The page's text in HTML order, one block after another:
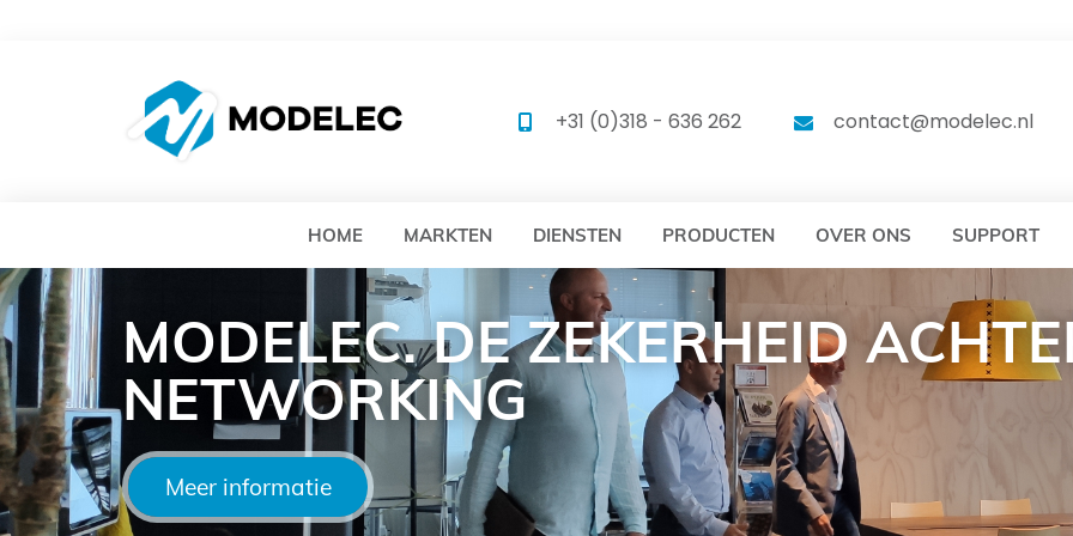
MODELEC MODELEC
+31 (0)318 - 636 262 contact@modelec.nl
HOME MARKTEN DIENSTEN PRODUCTEN OVER ONS SUPPORT
MODELEC. DE ZEKERHEID
NETWORKING
Meer informatie